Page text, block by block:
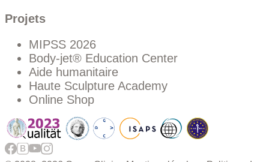
Projets
MIPSS 2026
Body-jet® Education Center
Aide humanitaire
Haute Sculpture Academy
Online Shop